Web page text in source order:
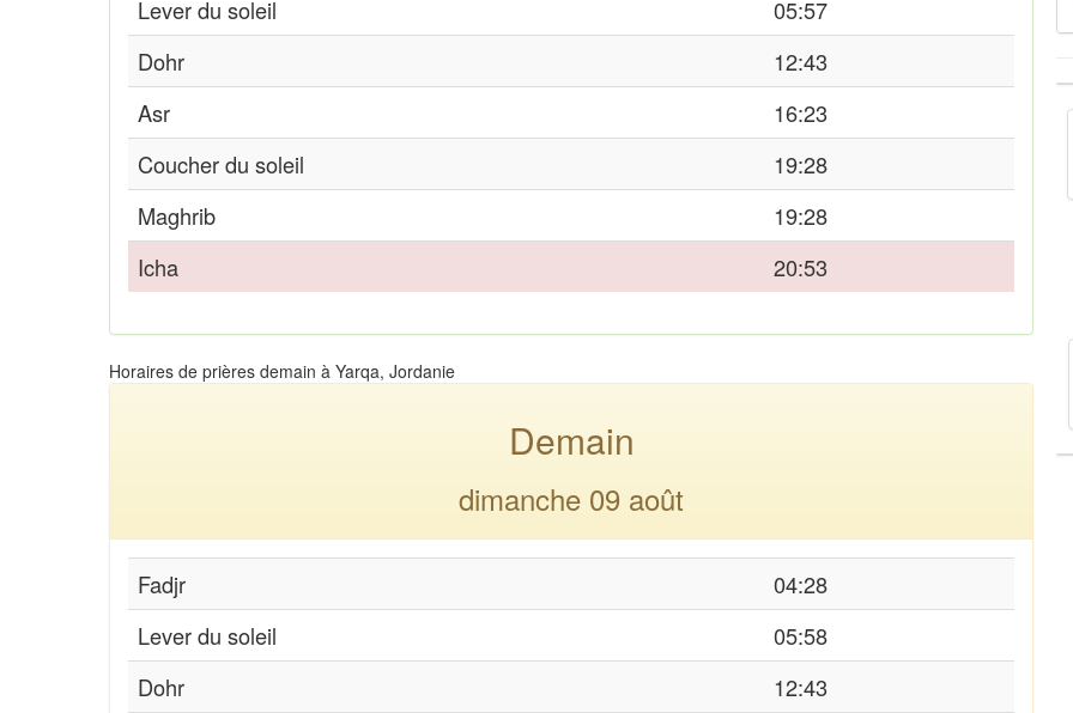
Lever du soleil
05:57
Dohr
12:43
Asr
16:23
Coucher du soleil
19:28
Maghrib
19:28
Icha
20:53
Horaires de prières demain à Yarqa, Jordanie
Demain
dimanche 09 août
Fadjr
04:28
Lever du soleil
05:58
Dohr
12:43